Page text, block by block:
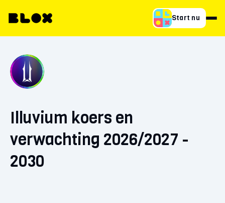
Start nu
Illuvium koers en
verwachting 2026/2027 -
2030